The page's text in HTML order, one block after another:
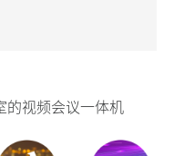
的视频会议一体机